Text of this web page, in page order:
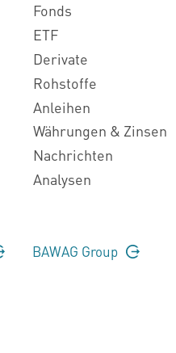
Fonds
ETF
Derivate
Rohstoffe
Anleihen
Währungen & Zinsen
Nachrichten
Analysen
BAWAG Group